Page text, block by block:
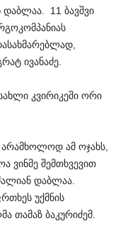
დაბლაა. 11 ბავშვი
ივანაძე.
კვირიკეში ორი
ამ ოჯახს,
ვინმე შემთხვევით
დაბლაა.
უქმნის
თამაზ ბაკურიძემ.